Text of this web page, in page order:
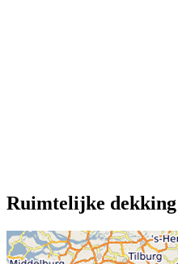
Ruimtelijke dekking